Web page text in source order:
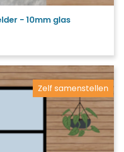
- 10mm glas
Zelf samenstellen